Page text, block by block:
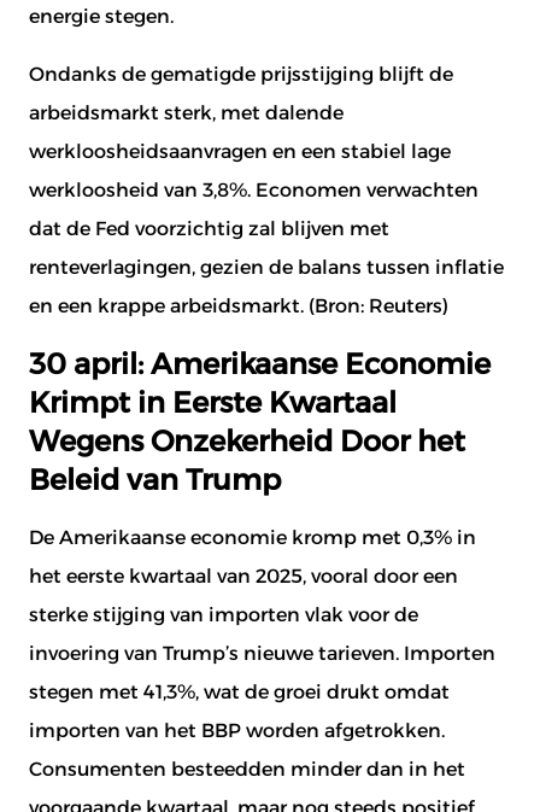
energie stegen.
Ondanks de gematigde prijsstijging blijft de
arbeidsmarkt sterk, met dalende
werkloosheidsaanvragen en een stabiel lage
werkloosheid van 3,8%. Economen verwachten
dat de Fed voorzichtig zal blijven met
renteverlagingen, gezien de balans tussen inflatie
en een krappe arbeidsmarkt. (Bron: Reuters)
30 april: Amerikaanse Economie
Krimpt in Eerste Kwartaal
Wegens Onzekerheid Door het
Beleid van Trump
De Amerikaanse economie kromp met 0,3% in
het eerste kwartaal van 2025, vooral door een
sterke stijging van importen vlak voor de
invoering van Trump’s nieuwe tarieven. Importen
stegen met 41,3%, wat de groei drukt omdat
importen van het BBP worden afgetrokken.
Consumenten besteedden minder dan in het